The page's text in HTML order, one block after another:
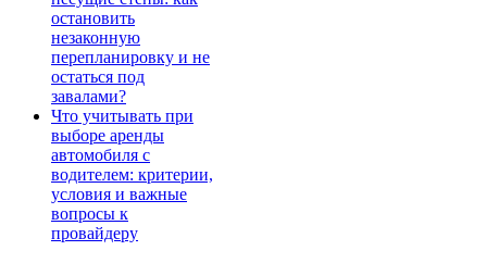
остановить
незаконную
перепланировку и не
остаться под
завалами?
Что учитывать при
выборе аренды
автомобиля с
водителем: критерии,
условия и важные
вопросы к
провайдеру